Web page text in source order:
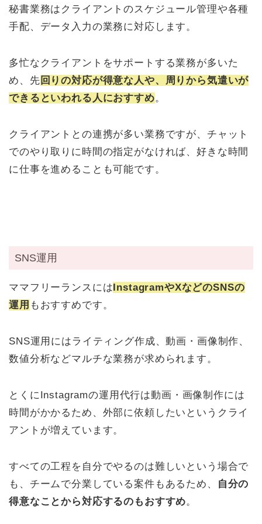
秘書業務はクライアントのスケジュール管理や各種
手配、データ入力の業務に対応します。
多忙なクライアントをサポートする業務が多いた
め、先 回りの対応が得意な人や、周りから気遣いが
できるといわれる人におすすめ。
クライアントとの連携が多い業務ですが、チャット
でのやり取りに時間の指定がなければ、好きな時間
に仕事を進めることも可能です。
SNS運用
ママフリーランスにはInstagramやXなどのSNSの
運用 もおすすめです。
SNS運用にはライティング作成、動画・画像制作、
数値分析などマルチな業務が求められます。
とくにInstagramの運用代行は動画・画像制作には
時間がかかるため、外部に依頼したいというクライ
アントが増えています。
すべての工程を自分でやるのは難しいという場合で
も、チームで分業している案件もあるため、
自分の
得意なことから対応するのもおすすめ。